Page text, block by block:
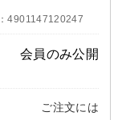
4901147120247
会員のみ公開
ご注文には